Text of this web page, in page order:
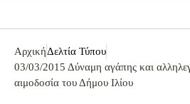
ΑρχικήΔελτία Τύπου
03/03/2015 Δύναμη αγάπης και
αιμοδοσία του Δήμου Ιλίου